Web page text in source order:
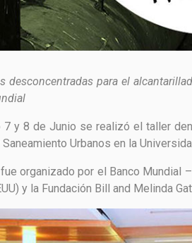
desconcentradas para el
7 y 8 de Junio se realizó el taller
Urbanos en la
organizado por el Banco Mundial
y la Fundación Bill and Melinda